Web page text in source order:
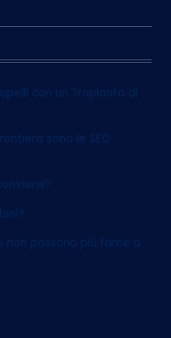
con un Trapianto di
sono le SEO
non possono più farne a